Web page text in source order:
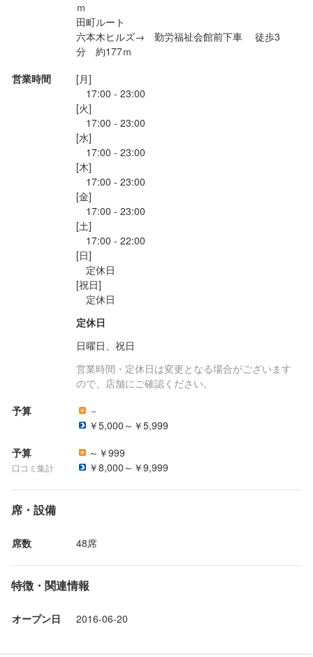
ｍ
田町ルート
六本木ヒルズ→　勤労福祉会館前下車 　徒歩3
営業時間
[月]
17:00 - 23:00
[火]
17:00 - 23:00
[水]
17:00 - 23:00
[木]
17:00 - 23:00
[金]
17:00 - 23:00
[土]
17:00 - 22:00
[日]
定休日
[祝日]
定休日
日曜日、祝日
営業時間・定休日は変更となる場合がございます
ので、店舗にご確認ください。
予算
－
￥5,000～￥5,999
予算
口コミ集計
～￥999
￥8,000～￥9,999
席・設備
席数 48席
特徴・関連情報
オープン日 2016-06-20